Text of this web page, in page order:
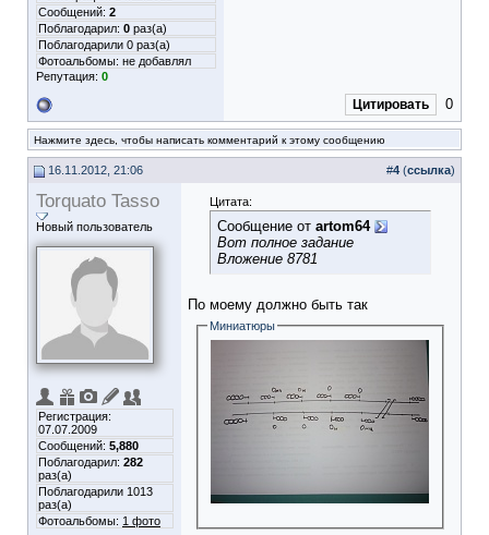
Сообщений: 2
Поблагодарил: 0 раз(а)
Поблагодарили 0 раз(а)
Фотоальбомы: не добавлял
Репутация: 0
Цитировать 0
Нажмите здесь, чтобы написать комментарий к этому сообщению
16.11.2012, 21:06 #4 (ссылка)
Torquato Tasso
Новый пользователь
Регистрация:
07.07.2009
Сообщений: 5,880
Поблагодарил: 282
раз(а)
Поблагодарили 1013
раз(а)
Фотоальбомы: 1 фото
Цитата:
Сообщение от artom64
Вот полное задание
Вложение 8781
По моему должно быть так
Миниатюры